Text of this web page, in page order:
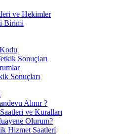
ve Hekimler
Birimi
Sonuçları
Sonuçları
Alınır ?
ve Kuralları
Olurum?
Hizmet Saatleri